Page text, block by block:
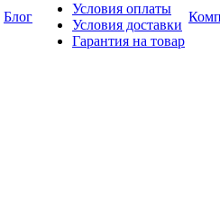
Блог
Условия оплаты
Условия доставки
Гарантия на товар